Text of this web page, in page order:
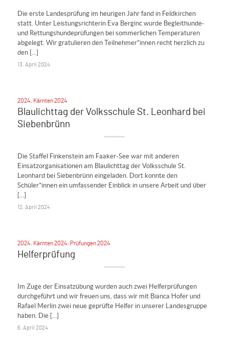
Die erste Landesprüfung im heurigen Jahr fand in Feldkirchen
statt. Unter Leistungsrichterin Eva Berginc wurde Begleithunde-
und Rettungshundeprüfungen bei sommerlichen Temperaturen
abgelegt. Wir gratulieren den Teilnehmer*innen recht herzlich zu
den […]
13. April 2024
2024, Kärnten 2024
Blaulichttag der Volksschule St. Leonhard bei
Siebenbrünn
Die Staffel Finkenstein am Faaker-See war mit anderen
Einsatzorganisationen am Blaulichttag der Volksschule St.
Leonhard bei Siebenbrünn eingeladen. Dort konnte den
Schüler*innen ein umfassender Einblick in unsere Arbeit und über
[…]
12. April 2024
2024, Kärnten 2024, Prüfungen 2024
Helferprüfung
Im Zuge der Einsatzübung wurden auch zwei Helferprüfungen
durchgeführt und wir freuen uns, dass wir mit Bianca Hofer und
Rafael Merlin zwei neue geprüfte Helfer in unserer Landesgruppe
haben. Die […]
6. April 2024